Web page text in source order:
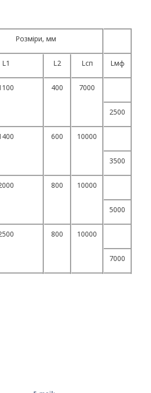
Розміри, мм
L1 L2 Lсп Lмф
400 7000
2500
600 10000
3500
800 10000
5000
800 10000
7000